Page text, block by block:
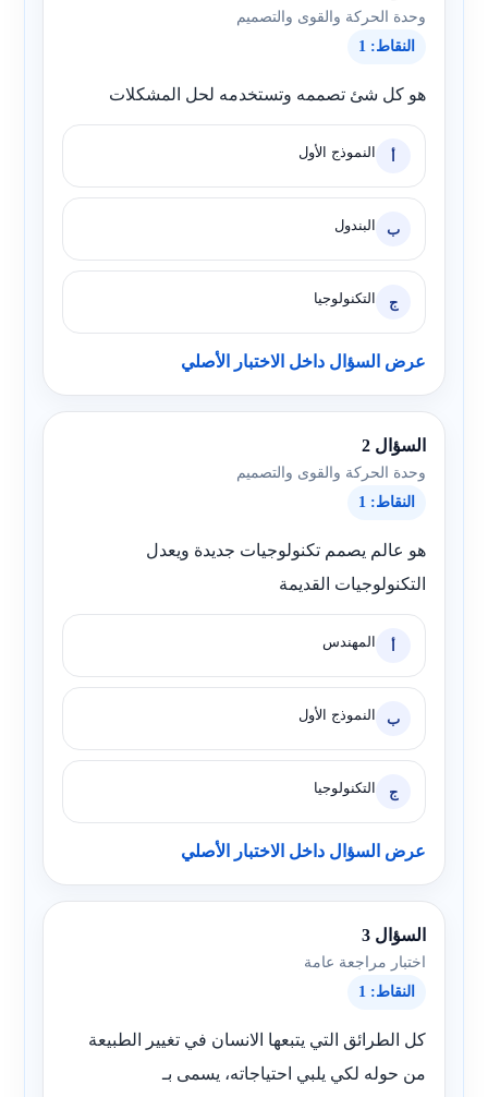
وحدة الحركة والقوى والتصميم
النقاط: 1
هو كل شئ تصممه وتستخدمه لحل المشكلات
أ النموذج الأول
ب البندول
ج التكنولوجيا
عرض السؤال داخل الاختبار الأصلي
السؤال 2
وحدة الحركة والقوى والتصميم
النقاط: 1
هو عالم يصمم تكنولوجيات جديدة ويعدل
التكنولوجيات القديمة
أ المهندس
ب النموذج الأول
ج التكنولوجيا
عرض السؤال داخل الاختبار الأصلي
السؤال 3
اختبار مراجعة عامة
النقاط: 1
كل الطرائق التي يتبعها الانسان في تغيير الطبيعة
من حوله لكي يلبي احتياجاته، يسمى بـ